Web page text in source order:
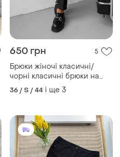
Брюки жіночі класичні/
чорні класичні брюки на
високій посадці/брюки зі
стрілками/жіночі брюки
і ще 3